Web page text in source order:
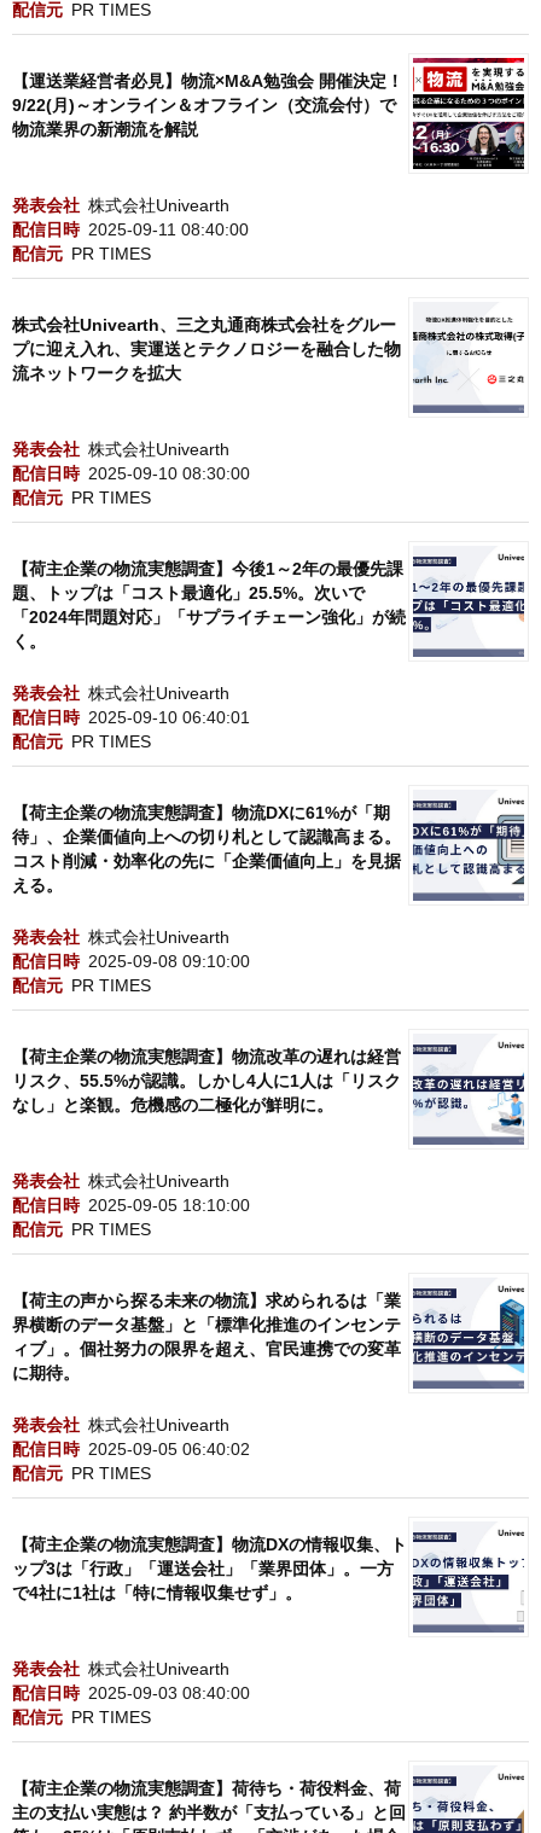
配信元 PR TIMES
【運送業経営者必見】物流×M&A勉強会 開催決定！
9/22(月)～オンライン＆オフライン（交流会付）で
物流業界の新潮流を解説
発表会社 株式会社Univearth
配信日時 2025-09-11 08:40:00
配信元 PR TIMES
株式会社Univearth、三之丸通商株式会社をグルー
プに迎え入れ、実運送とテクノロジーを融合した物
流ネットワークを拡大
発表会社 株式会社Univearth
配信日時 2025-09-10 08:30:00
配信元 PR TIMES
【荷主企業の物流実態調査】今後1～2年の最優先課
題、トップは「コスト最適化」25.5%。次いで
「2024年問題対応」「サプライチェーン強化」が続
く。
発表会社 株式会社Univearth
配信日時 2025-09-10 06:40:01
配信元 PR TIMES
【荷主企業の物流実態調査】物流DXに61%が「期
待」、企業価値向上への切り札として認識高まる。
コスト削減・効率化の先に「企業価値向上」を見据
える。
発表会社 株式会社Univearth
配信日時 2025-09-08 09:10:00
配信元 PR TIMES
【荷主企業の物流実態調査】物流改革の遅れは経営
リスク、55.5%が認識。しかし4人に1人は「リスク
なし」と楽観。危機感の二極化が鮮明に。
発表会社 株式会社Univearth
配信日時 2025-09-05 18:10:00
配信元 PR TIMES
【荷主の声から探る未来の物流】求められるは「業
界横断のデータ基盤」と「標準化推進のインセンテ
ィブ」。個社努力の限界を超え、官民連携での変革
に期待。
発表会社 株式会社Univearth
配信日時 2025-09-05 06:40:02
配信元 PR TIMES
【荷主企業の物流実態調査】物流DXの情報収集、ト
ップ3は「行政」「運送会社」「業界団体」。一方
で4社に1社は「特に情報収集せず」。
発表会社 株式会社Univearth
配信日時 2025-09-03 08:40:00
配信元 PR TIMES
【荷主企業の物流実態調査】荷待ち・荷役料金、荷
主の支払い実態は？ 約半数が「支払っている」と回